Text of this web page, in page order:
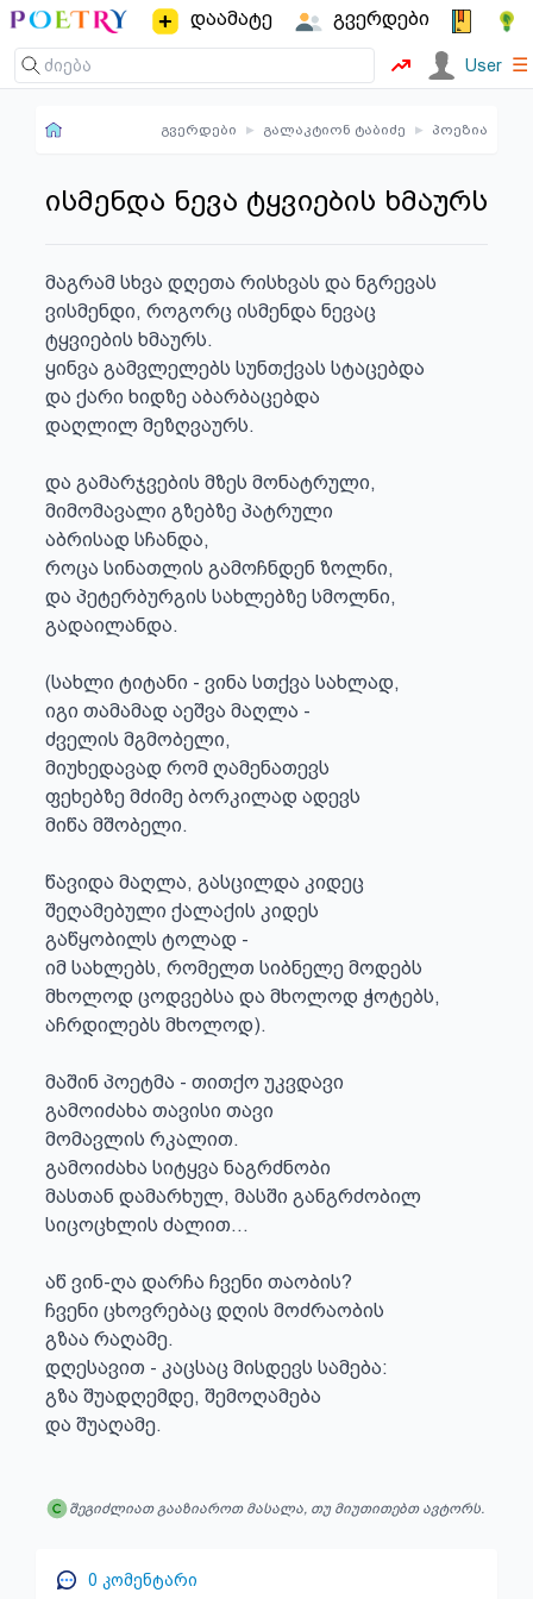
დაამატე გვერდები
User ☰
გვერდები ▸ გალაკტიონ ტაბიძე ▸ პოეზია
ისმენდა ნევა ტყვიების ხმაურს
მაგრამ სხვა დღეთა რისხვას და ნგრევას
ვისმენდი, როგორც ისმენდა ნევაც
ტყვიების ხმაურს.
ყინვა გამვლელებს სუნთქვას სტაცებდა
და ქარი ხიდზე აბარბაცებდა
დაღლილ მეზღვაურს.
და გამარჯვების მზეს მონატრული,
მიმომავალი გზებზე პატრული
აბრისად სჩანდა,
როცა სინათლის გამოჩნდენ ზოლნი,
და პეტერბურგის სახლებზე სმოლნი,
გადაილანდა.
(სახლი ტიტანი - ვინა სთქვა სახლად,
იგი თამამად აეშვა მაღლა -
ძველის მგმობელი,
მიუხედავად რომ ღამენათევს
ფეხებზე მძიმე ბორკილად ადევს
მიწა მშობელი.
წავიდა მაღლა, გასცილდა კიდეც
შეღამებული ქალაქის კიდეს
გაწყობილს ტოლად -
იმ სახლებს, რომელთ სიბნელე მოდებს
მხოლოდ ცოდვებსა და მხოლოდ ჭოტებს,
აჩრდილებს მხოლოდ).
მაშინ პოეტმა - თითქო უკვდავი
გამოიძახა თავისი თავი
მომავლის რკალით.
გამოიძახა სიტყვა ნაგრძნობი
მასთან დამარხულ, მასში განგრძობილ
სიცოცხლის ძალით...
აწ ვინ-ღა დარჩა ჩვენი თაობის?
ჩვენი ცხოვრებაც დღის მოძრაობის
გზაა რაღამე.
დღესავით - კაცსაც მისდევს სამება:
გზა შუადღემდე, შემოღამება
და შუაღამე.
შეგიძლიათ გააზიაროთ მასალა, თუ მიუთითებთ ავტორს.
0 კომენტარი